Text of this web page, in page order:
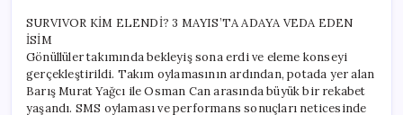
SURVIVOR KİM ELENDİ? 3 MAYIS’TA ADAYA VEDA EDEN
İSİM
Gönüllüler takımında bekleyiş sona erdi ve eleme konseyi
gerçekleştirildi. Takım oylamasının ardından, potada yer alan
Barış Murat Yağcı ile Osman Can arasında büyük bir rekabet
yaşandı. SMS oylaması ve performans sonuçları neticesinde